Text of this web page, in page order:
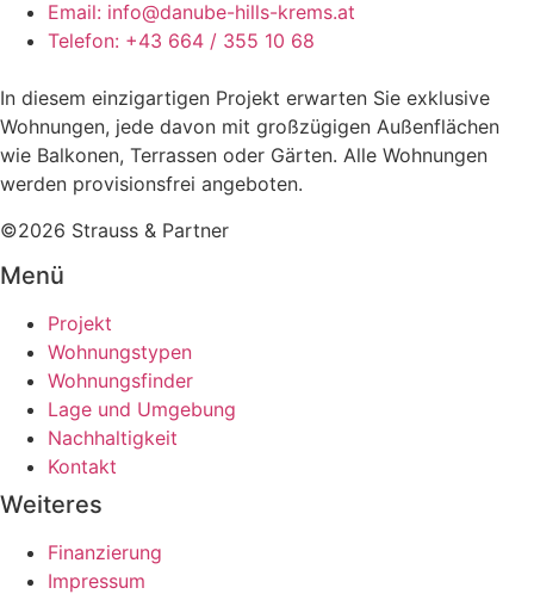
Email: info@danube-hills-krems.at
Telefon: +43 664 / 355 10 68
In diesem einzigartigen Projekt erwarten Sie exklusive
Wohnungen, jede davon mit großzügigen Außenflächen
wie Balkonen, Terrassen oder Gärten. Alle Wohnungen
werden provisionsfrei angeboten.
©2026 Strauss & Partner
Menü
Projekt
Wohnungstypen
Wohnungsfinder
Lage und Umgebung
Nachhaltigkeit
Kontakt
Weiteres
Finanzierung
Impressum